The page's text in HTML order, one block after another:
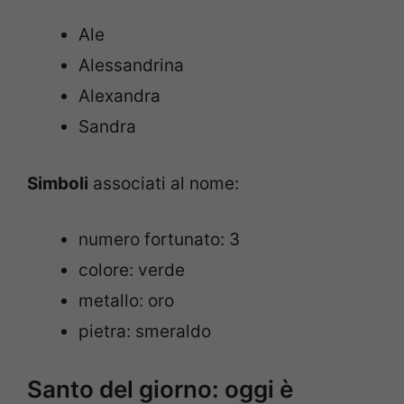
Ale
Alessandrina
Alexandra
Sandra
Simboli associati al nome:
numero fortunato: 3
colore: verde
metallo: oro
pietra: smeraldo
Santo del giorno: oggi è